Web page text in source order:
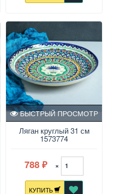
Ляган круглый 31 см
1573774
БЫСТРЫЙ ПРОСМОТР
788 ₽ ×
КУПИТЬ